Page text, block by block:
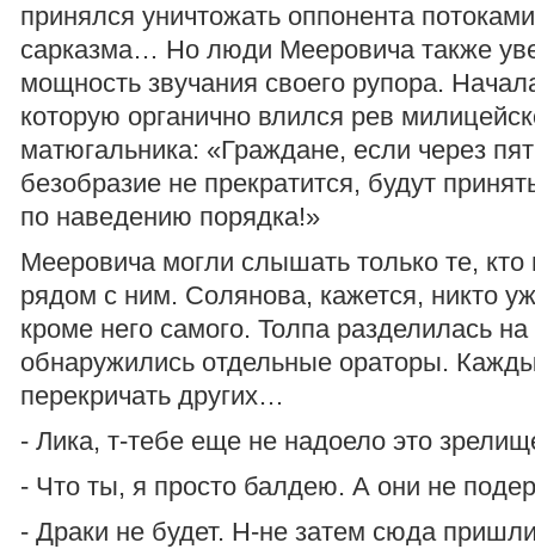
принялся уничтожать оппонента
сарказма… Но люди Мееровича также
мощность звучания своего рупора.
которую органично влился рев
матюгальника: «Граждане, если через
безобразие не прекратится, будут
по наведению порядка!»
Мееровича могли слышать только те, кто
рядом с ним. Солянова, кажется, никто
кроме него самого. Толпа разделилась на
обнаружились отдельные ораторы.
перекричать других…
- Лика, т-тебе еще не надоело это
- Что ты, я просто балдею. А они не
- Драки не будет. Н-не затем сюда